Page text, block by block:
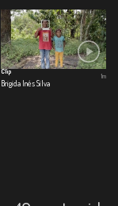
Clip
Brigida Inés Silva
1m